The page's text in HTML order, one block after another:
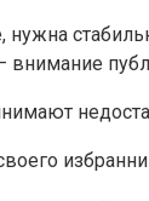
нужна
внимание